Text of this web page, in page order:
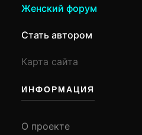
Женский форум
Стать автором
Карта сайта
ИНФОРМАЦИЯ
О проекте